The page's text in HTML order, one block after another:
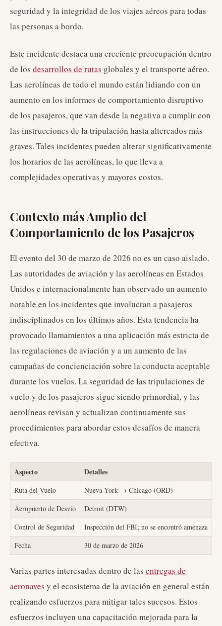
seguridad y la integridad de los viajes aéreos para todas
las personas a bordo.
Este incidente destaca una creciente preocupación dentro
de los desarrollos de rutas globales y el transporte aéreo.
Las aerolíneas de todo el mundo están lidiando con un
aumento en los informes de comportamiento disruptivo
de los pasajeros, que van desde la negativa a cumplir con
las instrucciones de la tripulación hasta altercados más
graves. Tales incidentes pueden alterar significativamente
los horarios de las aerolíneas, lo que lleva a
complejidades operativas y mayores costos.
Contexto más Amplio del
Comportamiento de los Pasajeros
El evento del 30 de marzo de 2026 no es un caso aislado.
Las autoridades de aviación y las aerolíneas en Estados
Unidos e internacionalmente han observado un aumento
notable en los incidentes que involucran a pasajeros
indisciplinados en los últimos años. Esta tendencia ha
provocado llamamientos a una aplicación más estricta de
las regulaciones de aviación y a un aumento de las
campañas de concienciación sobre la conducta aceptable
durante los vuelos. La seguridad de las tripulaciones de
vuelo y de los pasajeros sigue siendo primordial, y las
aerolíneas revisan y actualizan continuamente sus
procedimientos para abordar estos desafíos de manera
efectiva.
Aspecto Detalles
Ruta del Vuelo
Nueva York → Chicago (ORD)
Aeropuerto de Desvío
Detroit (DTW)
Control de Seguridad
Inspección del FBI; no se encontró amenaza
Fecha
30 de marzo de 2026
Varias partes interesadas dentro de las entregas de
aeronaves y el ecosistema de la aviación en general están
realizando esfuerzos para mitigar tales sucesos. Estos
esfuerzos incluyen una capacitación mejorada para la